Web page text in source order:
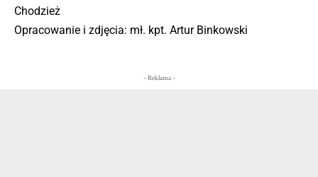
Chodzież
Opracowanie i zdjęcia: mł. kpt. Artur Binkowski
- Reklama -